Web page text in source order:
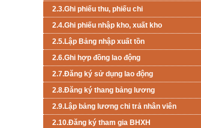
2.3.Ghi phiếu thu, phiếu chi
2.4.Ghi phiếu nhập kho, xuất kho
2.5.Lập Bảng nhập xuất tồn
2.6.Ghi hợp đồng lao động
2.7.Đăng ký sử dụng lao động
2.8.Đăng ký thang bảng lương
2.9.Lập bảng lương chi trả nhân viên
2.10.Đăng ký tham gia BHXH